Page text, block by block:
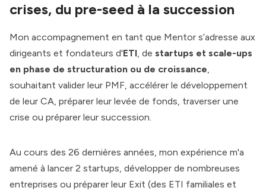
crises, du pre-seed à la succession
Mon accompagnement en tant que Mentor s’adresse aux
dirigeants et fondateurs d'ETI, de startups et scale-ups
en phase de structuration ou de croissance,
souhaitant valider leur PMF, accélérer le développement
de leur CA, préparer leur levée de fonds, traverser une
crise ou préparer leur succession.
Au cours des 26 dernières années, mon expérience m'a
amené à lancer 2 startups, développer de nombreuses
entreprises ou préparer leur Exit (des ETI familiales et